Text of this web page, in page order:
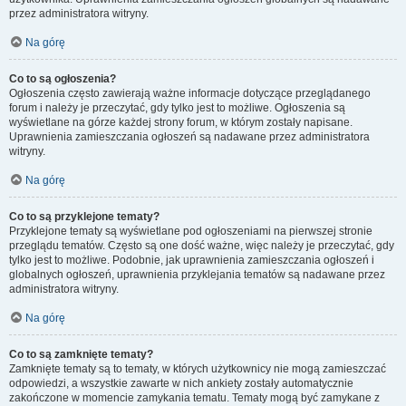
przez administratora witryny.
Na górę
Co to są ogłoszenia?
Ogłoszenia często zawierają ważne informacje dotyczące przeglądanego
forum i należy je przeczytać, gdy tylko jest to możliwe. Ogłoszenia są
wyświetlane na górze każdej strony forum, w którym zostały napisane.
Uprawnienia zamieszczania ogłoszeń są nadawane przez administratora
witryny.
Na górę
Co to są przyklejone tematy?
Przyklejone tematy są wyświetlane pod ogłoszeniami na pierwszej stronie
przeglądu tematów. Często są one dość ważne, więc należy je przeczytać, gdy
tylko jest to możliwe. Podobnie, jak uprawnienia zamieszczania ogłoszeń i
globalnych ogłoszeń, uprawnienia przyklejania tematów są nadawane przez
administratora witryny.
Na górę
Co to są zamknięte tematy?
Zamknięte tematy są to tematy, w których użytkownicy nie mogą zamieszczać
odpowiedzi, a wszystkie zawarte w nich ankiety zostały automatycznie
zakończone w momencie zamykania tematu. Tematy mogą być zamykane z